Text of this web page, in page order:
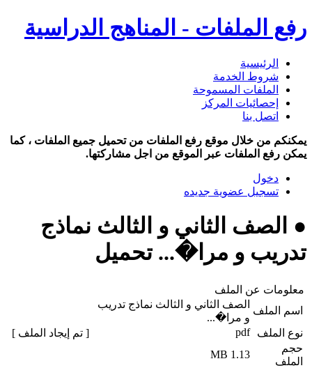
رفع الملفات - المناهج الدراسية
الرئيسية
شروط الخدمة
الملفات المسموحة
إحصائيات المركز
اتصل بنا
يمكنكم من خلال موقع رفع الملفات من تحميل جميع الملفات ، كما
يمكن رفع الملفات عبر الموقع من اجل مشاركتها.
دخول
تسجيل عضوية جديده
● الصف الثاني و الثالث نماذج
تدريب و مرا�... تحميل
معلومات عن الملف
اسم الملف
الصف الثاني و الثالث نماذج تدريب
و مرا�...
نوع الملف
pdf
حجم
الملف
1.13 MB
[ تم إيجاد الملف ]